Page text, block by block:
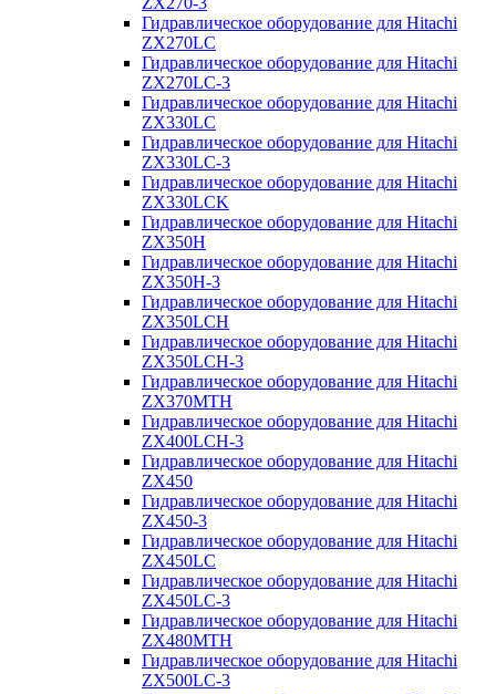
Гидравлическое оборудование для Hitachi
ZX270LC
Гидравлическое оборудование для Hitachi
ZX270LC-3
Гидравлическое оборудование для Hitachi
ZX330LC
Гидравлическое оборудование для Hitachi
ZX330LC-3
Гидравлическое оборудование для Hitachi
ZX330LCK
Гидравлическое оборудование для Hitachi
ZX350H
Гидравлическое оборудование для Hitachi
ZX350H-3
Гидравлическое оборудование для Hitachi
ZX350LCH
Гидравлическое оборудование для Hitachi
ZX350LCH-3
Гидравлическое оборудование для Hitachi
ZX370MTH
Гидравлическое оборудование для Hitachi
ZX400LCH-3
Гидравлическое оборудование для Hitachi
ZX450
Гидравлическое оборудование для Hitachi
ZX450-3
Гидравлическое оборудование для Hitachi
ZX450LC
Гидравлическое оборудование для Hitachi
ZX450LC-3
Гидравлическое оборудование для Hitachi
ZX480MTH
Гидравлическое оборудование для Hitachi
ZX500LC-3